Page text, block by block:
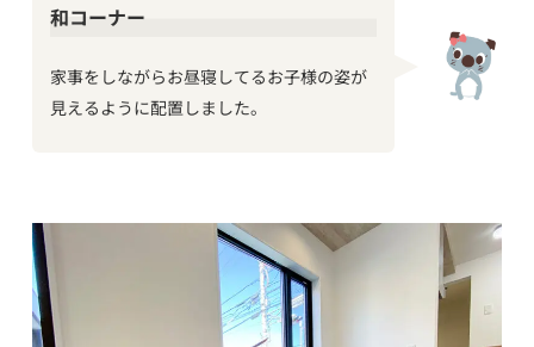
和コーナー
家事をしながらお昼寝してるお子様の姿が
見えるように配置しました。